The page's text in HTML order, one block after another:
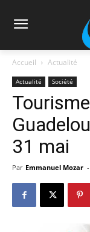
Accueil Actualité
Actualité Société
31 mai
Par Emmanuel Mozar -